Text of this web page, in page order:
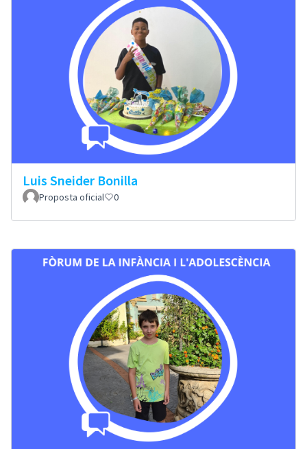
Luis Sneider Bonilla
Proposta oficial 0